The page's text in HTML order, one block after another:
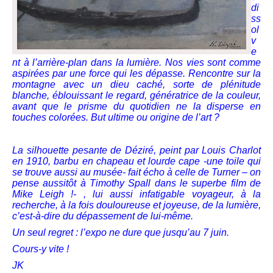
di
ss
ol
v
e
nt à l’arrière-plan dans la lumière. Nos vies sont comme
aspirées par une force qui les dépasse. Rencontre sur la
montagne avec un dieu caché, sorte de plénitude
blanche, éblouissant le regard, génératrice de la couleur,
avant que le prisme du quotidien ne la disperse en
touches colorées. But ultime ou origine de l’art ?
La silhouette pesante de Déziré, peint par Louis Charlot
en 1910, barbu en chapeau et lourde cape -une toile qui
se trouve aussi au musée- fait écho à celle de Turner – on
pense aussitôt à Timothy Spall dans le superbe film de
Mike Leigh !- , lui aussi infatigable voyageur, à la
recherche, à la fois douloureuse et joyeuse, de la lumière,
c’est-à-dire du dépassement de lui-même.
Un seul regret : l’expo ne dure que jusqu’au 7 juin.
Cours-y vite !
JK